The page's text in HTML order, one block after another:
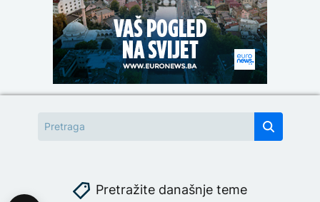
Pretražite današnje teme